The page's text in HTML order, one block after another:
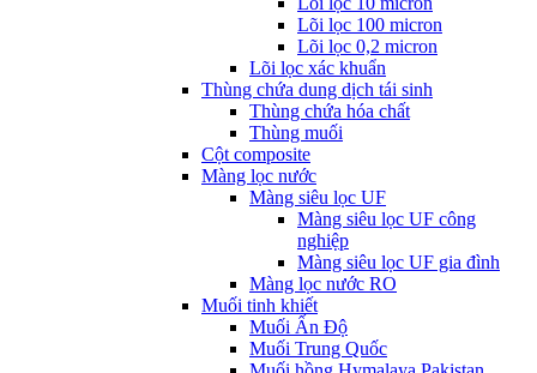
Lõi lọc 100 micron
Lõi lọc 0,2 micron
Lõi lọc xác khuẩn
Thùng chứa dung dịch tái sinh
Thùng chứa hóa chất
Thùng muối
Cột composite
Màng lọc nước
Màng siêu lọc UF
Màng siêu lọc UF công
nghiệp
Màng siêu lọc UF gia đình
Màng lọc nước RO
Muối tinh khiết
Muối Ấn Độ
Muối Trung Quốc